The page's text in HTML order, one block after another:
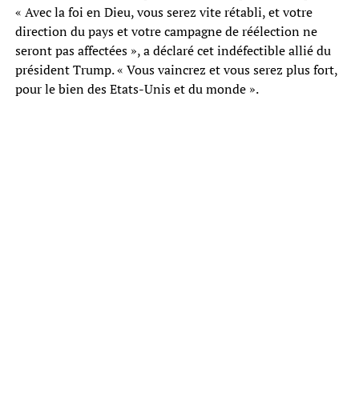
« Avec la foi en Dieu, vous serez vite rétabli, et votre
direction du pays et votre campagne de réélection ne
seront pas affectées », a déclaré cet indéfectible allié du
président Trump. « Vous vaincrez et vous serez plus fort,
pour le bien des Etats-Unis et du monde ».